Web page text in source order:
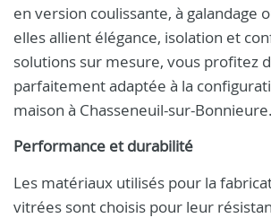
en version coulissante, à galandage
elles allient élégance, isolation et
solutions sur mesure, vous profitez
parfaitement adaptée à la
maison à Chasseneuil-sur-Bonnieure.
Performance et durabilité
Les matériaux utilisés pour la
vitrées sont choisis pour leur